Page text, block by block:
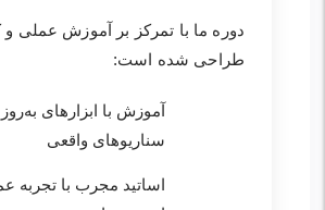
دوره ما با تمرکز بر آموزش عملی و
طراحی شده است:
آموزش با ابزارهای
سناریوهای واقعی
اساتید مجرب با تجربه